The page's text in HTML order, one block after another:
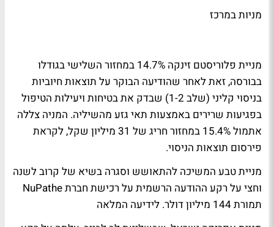
מניות במרכז
מניית פלוריסטם זינקה 14.7% במחזור השלישי בגודלו
בבורסה, זאת לאחר שהודיעה הבוקר על תוצאות חיוביות
בניסוי קליני (שלב 1-2) שבדק את בטיחות ויעילות הטיפול
בפגיעות שרירים באמצעות תאי גזע מהשיליה. המניה צללה
אתמול 15.4%
במחזור חריג של 31 מיליון שקל, לקראת
פירסום תוצאות הניסוי.
מניית טבע המשיכה להתאושש וסגרה בשיא של קרוב לשנה
וחצי על רקע ההודעה הרשמית על רכישת חברת NuPathe
תמורת 144 מיליון דולר.
לידיעה המלאה